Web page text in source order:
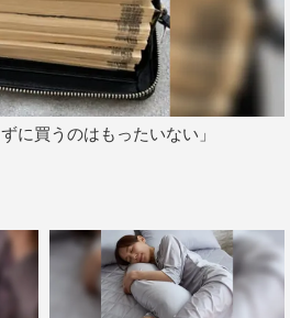
する特典DVDには、メイキン
像などが収録される予定となって
る」
き2枚組】
典映像
に買うのはもったいない」